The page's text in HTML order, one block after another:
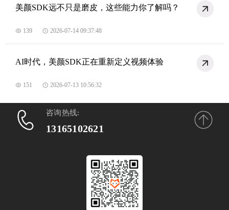
美颜SDK远不只是磨皮，这些能力你了解吗？
139 2026-07-14 09:37:48
AI时代，美颜SDK正在重新定义视频体验
151 2026-07-13 10:56:32
咨询热线:
13165102621